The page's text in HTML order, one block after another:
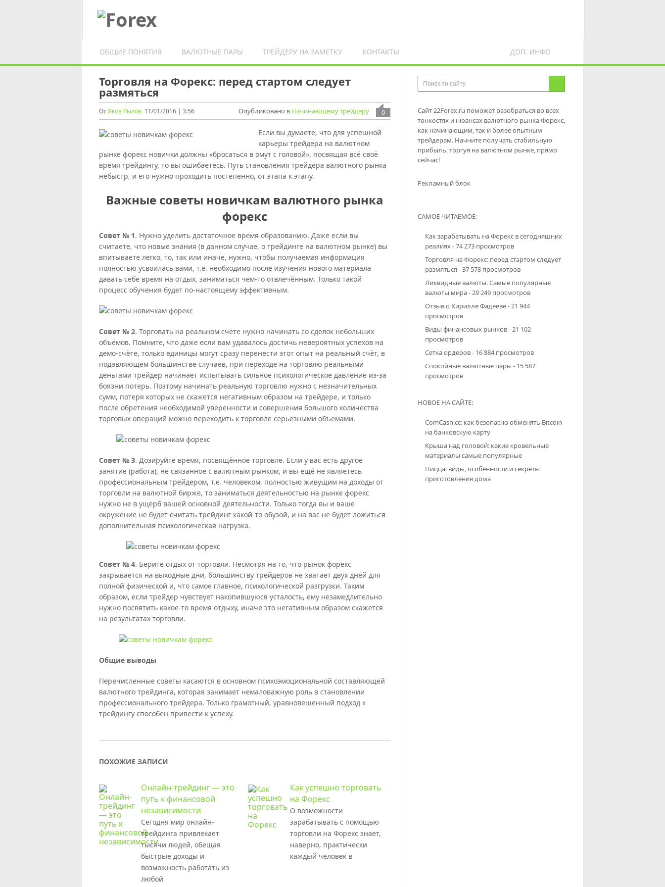
ОБЩИЕ ПОНЯТИЯ ВАЛЮТНЫЕ ПАРЫ ТРЕЙДЕРУ НА ЗАМЕТКУ КОНТАКТЫ ДОП. ИНФО
Торговля на Форекс: перед стартом следует
размяться
ОтЯков Рылов 11/01/2016 | 3:56 0
Опубликовано в Начинающему трейдеру
Если вы думаете, что для успешной
карьеры трейдера на валютном
рынке форекс новички должны «бросаться в омут с головой», посвящая всё своё
время трейдингу, то вы ошибаетесь. Путь становления трейдера валютного рынка
небыстр, и его нужно проходить постепенно, от этапа к этапу.
Важные советы новичкам валютного рынка
форекс
Совет № 1. Нужно уделить достаточное время образованию. Даже если вы
считаете, что новые знания (в данном случае, о трейдинге на валютном рынке) вы
впитываете легко, то, так или иначе, нужно, чтобы получаемая информация
полностью усвоилась вами, т.е. необходимо после изучения нового материала
давать себе время на отдых, заниматься чем-то отвлечённым. Только такой
процесс обучения будет по-настоящему эффективным.
Совет № 2. Торговать на реальном счёте нужно начинать со сделок небольших
объёмов. Помните, что даже если вам удавалось достичь невероятных успехов на
демо-счёте, только единицы могут сразу перенести этот опыт на реальный счёт, в
подавляющем большинстве случаев, при переходе на торговлю реальными
деньгами трейдер начинает испытывать сильное психологическое давление из-за
боязни потерь. Поэтому начинать реальную торговлю нужно с незначительных
сумм, потеря которых не скажется негативным образом на трейдере, и только
после обретения необходимой уверенности и совершения большого количества
торговых операций можно переходить к торговле серьёзными объёмами.
Совет № 3. Дозируйте время, посвящённое торговле. Если у вас есть другое
занятие (работа), не связанное с валютным рынком, и вы ещё не являетесь
профессиональным трейдером, т.е. человеком, полностью живущим на доходы от
торговли на валютной бирже, то заниматься деятельностью на рынке форекс
нужно не в ущерб вашей основной деятельности. Только тогда вы и ваше
окружение не будет считать трейдинг какой-то обузой, и на вас не будет ложиться
дополнительная психологическая нагрузка.
Совет № 4. Берите отдых от торговли. Несмотря на то, что рынок форекс
закрывается на выходные дни, большинству трейдеров не хватает двух дней для
полной физической и, что самое главное, психологической разгрузки. Таким
образом, если трейдер чувствует накопившуюся усталость, ему незамедлительно
нужно посвятить какое-то время отдыху, иначе это негативным образом скажется
на результатах торговли.
Общие выводы
Перечисленные советы касаются в основном психоэмоциональной составляющей
валютного трейдинга, которая занимает немаловажную роль в становлении
профессионального трейдера. Только грамотный, уравновешенный подход к
трейдингу способен привести к успеху.
ПОХОЖИЕ ЗАПИСИ
Онлайн-трейдинг — это
путь к финансовой
независимости
Сегодня мир онлайн-
трейдинга привлекает
тысячи людей, обещая
быстрые доходы и
возможность работать из
любой
Как успешно торговать
на Форекс
О возможности
зарабатывать с помощью
торговли на Форекс знает,
наверно, практически
каждый человек в
Сайт 22Forex.ru поможет разобраться во всех
тонкостях и нюансах валютного рынка Форекс,
как начинающим, так и более опытным
трейдерам. Начните получать стабильную
прибыль, торгуя на валютном рынке, прямо
сейчас!
Рекламный блок
САМОЕ ЧИТАЕМОЕ:
Как зарабатывать на Форекс в сегодняшних
реалиях- 74 273 просмотров
Торговля на Форекс: перед стартом следует
размяться- 37 578 просмотров
Ликвидные валюты. Самые популярные
валюты мира- 29 249 просмотров
Отзыв о Кирилле Фадееве- 21 944
просмотров
Виды финансовых рынков- 21 102
просмотров
Сетка ордеров- 16 884 просмотров
Спокойные валютные пары - 15 587
просмотров
НОВОЕ НА САЙТЕ:
ComCash.cc: как безопасно обменять Bitcoin
на банковскую карту
Крыша над головой: какие кровельные
материалы самые популярные
Пицца: виды, особенности и секреты
приготовления дома